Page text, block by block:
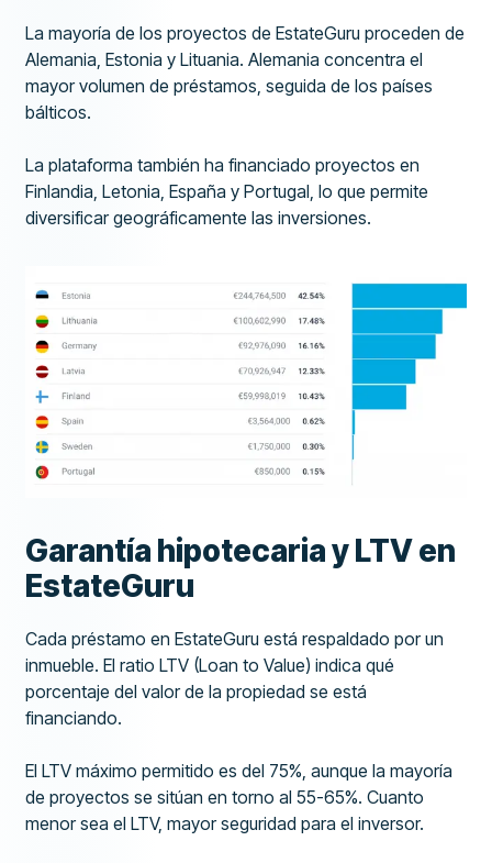
La mayoría de los proyectos de EstateGuru proceden de
Alemania, Estonia y Lituania. Alemania concentra el
mayor volumen de préstamos, seguida de los países
bálticos.
La plataforma también ha financiado proyectos en
Finlandia, Letonia, España y Portugal, lo que permite
diversificar geográficamente las inversiones.
Garantía hipotecaria y LTV en
EstateGuru
Cada préstamo en EstateGuru está respaldado por un
inmueble. El ratio LTV (Loan to Value) indica qué
porcentaje del valor de la propiedad se está
financiando.
El LTV máximo permitido es del 75%, aunque la mayoría
de proyectos se sitúan en torno al 55-65%. Cuanto
menor sea el LTV, mayor seguridad para el inversor.